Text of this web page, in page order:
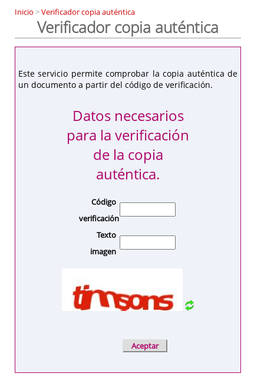
Inicio >Verificador copia auténtica
Verificador copia auténtica
Este servicio permite comprobar la copia auténtica de
un documento a partir del código de verificación.
Datos necesarios
para la verificación
de la copia
auténtica.
Código
verificación
Texto
imagen